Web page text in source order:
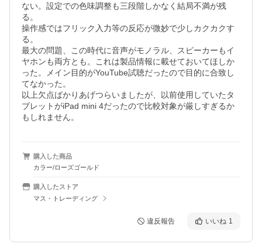
ない。設定での色味調整も三段階しかなく結局不満が残
る。
操作感ではフリック入力等の反応が微妙で少しカクカクす
る。
最大の問題、この時代に音声がモノラル、スピーカーもイ
ヤホンも両方とも。これは製品情報に載せておいてほしか
った。メイン目的がYouTube試聴だったので目的に合致し
てなかった。
以上欠点ばかりあげつらいましたが、以前使用していたタ
ブレットがiPad mini 4だったので比較対象が厳しすぎるか
もしれません。
購入した商品
カラー/ローズゴールド
購入したストア
マス・トレーディング
違反報告 いいね 1